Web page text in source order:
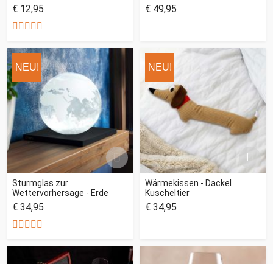
€ 12,95 € 49,95
NEU!
Sturmglas zur
Wettervorhersage - Erde
€ 34,95
NEU!
Wärmekissen - Dackel
Kuscheltier
€ 34,95